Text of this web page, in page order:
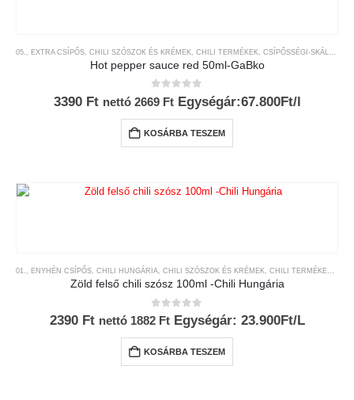
05., EXTRA CSÍPŐS CHILI SZÓSZOK ÉS KRÉMEK CHILI TERMÉKEK CSÍPŐSSÉGI-SKÁLA
Hot pepper sauce red 50ml-GaBko
0az 5-ből
3390 Ft nettó 2669 Ft Egységár:67.800Ft/l
KOSÁRBA TESZEM
01., ENYHÉN CSÍPŐS, CHILI HUNGÁRIA, CHILI SZÓSZOK ÉS KRÉMEK, CHILI TERMÉKEK ,
Zöld felső chili szósz 100ml -Chili Hungária
0 az 5-ből
2390 Ft nettó 1882 Ft Egységár: 23.900Ft/L
KOSÁRBA TESZEM